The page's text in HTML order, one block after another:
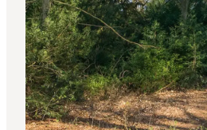
Destinations
Quoi faire
Hébergements
Planifiez votre voyage